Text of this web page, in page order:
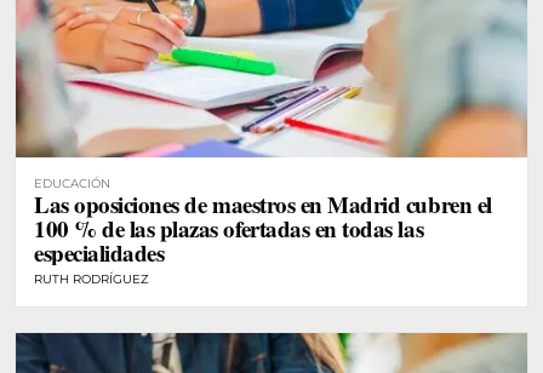
EDUCACIÓN
Las oposiciones de maestros en Madrid cubren el
100 % de las plazas ofertadas en todas las
especialidades
RUTH RODRÍGUEZ